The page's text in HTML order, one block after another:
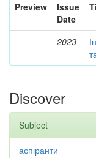
Preview
Issue
Date
2023
Discover
Subject
аспіранти